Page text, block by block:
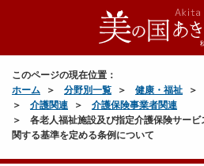
このページの現在位置：
ホーム
分野別一覧 健康・福祉
介護関連
介護保険事業者関連
各老人福祉施設及び指定介護保険サー
関する基準を定める条例について